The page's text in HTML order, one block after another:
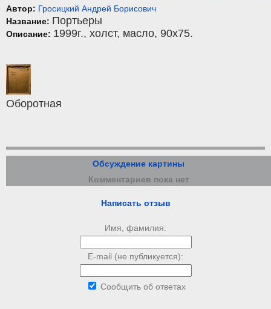
Автор: Гросицкий Андрей Борисович
Название: Портьеры
Описание: 1999г., холст, масло, 90x75.
Оборотная
Обсуждение картины
Комментариев пока нет
Написать отзыв
Имя, фамилия:
E-mail (не публикуется):
Сообщить об ответах